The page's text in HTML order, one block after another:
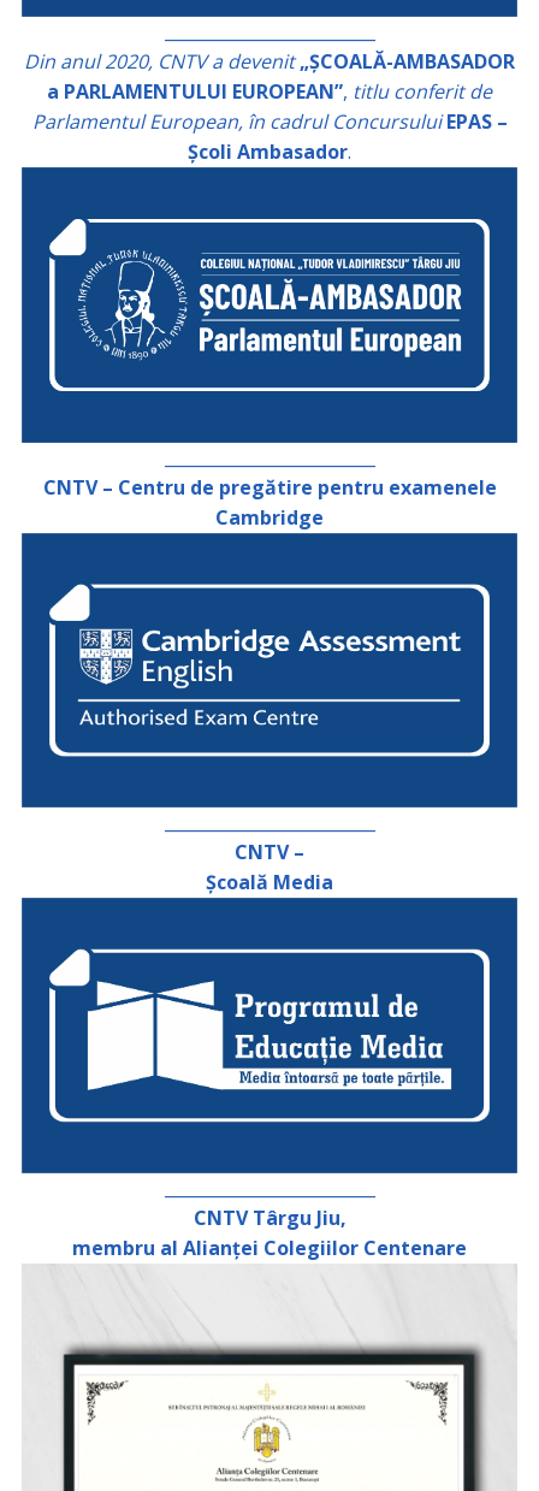
Din anul 2020, CNTV a devenit „ȘCOALĂ-AMBASADOR
a PARLAMENTULUI EUROPEAN”, titlu conferit de
Parlamentul European, în cadrul Concursului EPAS –
Școli Ambasador.
CNTV – Centru de pregătire pentru examenele
Cambridge
CNTV –
Școală Media
CNTV Târgu Jiu,
membru al Alianței Colegiilor Centenare